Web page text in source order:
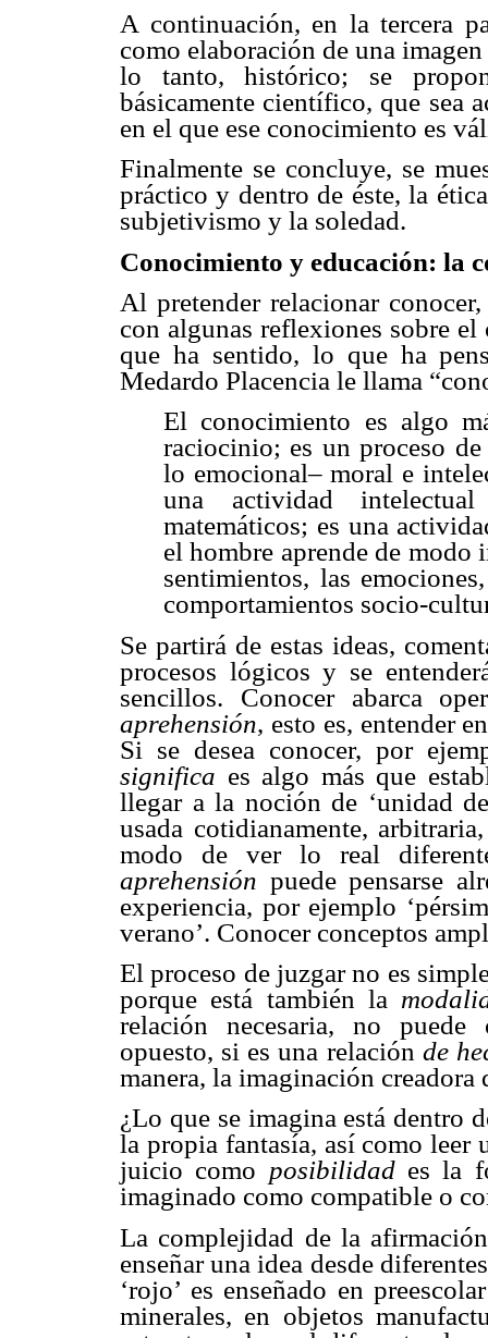
A continuación, en la tercera
como elaboración de una
lo tanto, histórico; se
básicamente científico, que sea
en el que ese conocimiento es
Finalmente se concluye, se
práctico y dentro de éste, la
subjetivismo y la soledad.
Conocimiento y educación: la
Al pretender relacionar
con algunas reflexiones sobre
que ha sentido, lo que ha
Medardo Placencia le llama
El conocimiento es algo
raciocinio; es un proceso
lo emocional– moral e
una actividad
matemáticos; es una
el hombre aprende de modo
sentimientos, las
comportamientos socio-
Se partirá de estas ideas,
procesos lógicos y se
sencillos. Conocer abarca
aprehensión, esto es, entender
Si se desea conocer, por
significa es algo más que
llegar a la noción de ‘unidad
usada cotidianamente,
modo de ver lo real
aprehensión puede pensarse
experiencia, por ejemplo
verano’. Conocer conceptos
El proceso de juzgar no es
porque está también la
relación necesaria, no
opuesto, si es una relación de
manera, la imaginación
¿Lo que se imagina está dentro
la propia fantasía, así como leer
juicio como posibilidades la
imaginado como compatible o
La complejidad de la
enseñar una idea desde
‘rojo’ es enseñado en
minerales, en objetos